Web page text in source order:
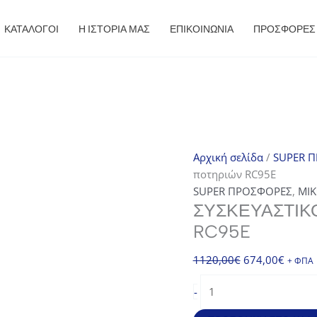
ΚΑΤΑΛΟΓΟΙ Η ΙΣΤΟΡΙΑ ΜΑΣ ΕΠΙΚΟΙΝΩΝΙΑ ΠΡΟΣΦΟΡΈΣ
Αρχική σελίδα/ SUPER
ποτηριών RC95E
SUPER ΠΡΟΣΦΟΡΕΣ,
RC95E
1120,00€ Original
1120,00€.
674,00€Η
είναι:
+ ΦΠΑ
-
πλαστικών